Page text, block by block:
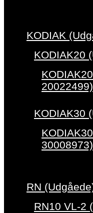
KODIAK
KODIAK20
20022499)
KODIAK30
30008973)
RN
RN10 VL-2